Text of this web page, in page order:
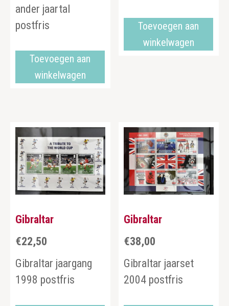
ander jaartal
postfris
Toevoegen aan
winkelwagen
Toevoegen aan
winkelwagen
Gibraltar
€22,50
Gibraltar jaargang
1998 postfris
Gibraltar
€38,00
Gibraltar jaarset
2004 postfris